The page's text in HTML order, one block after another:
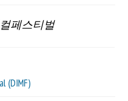
컬페스티벌
(DIMF)